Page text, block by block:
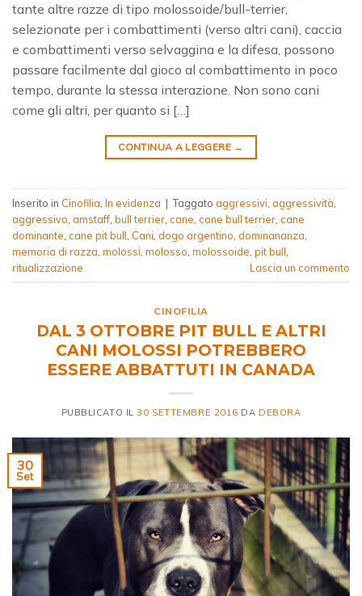
tante altre razze di tipo molossoide/bull-terrier,
selezionate per i combattimenti (verso altri cani), caccia
e combattimenti verso selvaggina e la difesa, possono
passare facilmente dal gioco al combattimento in poco
tempo, durante la stessa interazione. Non sono cani
come gli altri, per quanto si […]
CONTINUA A LEGGERE →
Inserito in Cinofilia In evidenza | Taggato aggressivi aggressività
aggressivo amstaff bull terrier cane cane bull terrier cane
dominante cane pit bull Cani dogo argentino dominananza
memoria di razza molossi molosso molossoide pit bull
ritualizzazione
Lascia un commento
CINOFILIA
DAL 3 OTTOBRE PIT BULL E ALTRI
CANI MOLOSSI POTREBBERO
ESSERE ABBATTUTI IN CANADA
PUBBLICATO IL 30 SETTEMBRE 2016 DA DEBORA
30
Set